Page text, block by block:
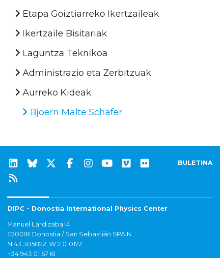
Etapa Goiztiarreko Ikertzaileak
Ikertzaile Bisitariak
Laguntza Teknikoa
Administrazio eta Zerbitzuak
Aurreko Kideak
Bjoern Malte Schafer
BULETINA
DIPC - Donostia International Physics Center
Manuel Lardizabal 4
E20018 Donostia / San Sebastián SPAIN
N 43.305822, W 2.010172
+34 943 01 57 61